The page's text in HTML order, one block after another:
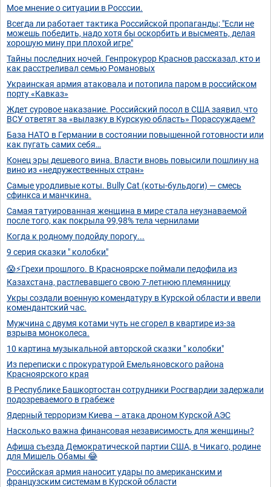
Мое мнение о ситуации в Росссии.
Всегда ли работает тактика Российской пропаганды; "Если не
можешь победить, надо хотя бы оскорбить и высмеять, делая
хорошую мину при плохой игре"
Тайны последних ночей. Генпрокурор Краснов рассказал, кто и
как расстреливал семью Романовых
Украинская армия атаковала и потопила паром в российском
порту «Кавказ»
Ждет суровое наказание. Российский посол в США заявил, что
ВСУ ответят за «вылазку в Курскую область» Порассуждаем?
База НАТО в Германии в состоянии повышенной готовности или
как пугать самих себя…
Конец эры дешевого вина. Власти вновь повысили пошлину на
вино из «недружественных стран»
Самые уродливые коты. Bully Cat (коты-бульдоги) — смесь
сфинкса и манчкина.
Самая татуированная женщина в мире стала неузнаваемой
после того, как покрыла 99,98% тела чернилами
Когда к родному подойду порогу...
9 серия сказки " колобки"
😱⚡️Грехи прошлого. В Красноярске поймали педофила из
Казахстана, растлевавшего свою 7-летнюю племянницу
Укры создали военную комендатуру в Курской области и ввели
комендантский час.
Мужчина с двумя котами чуть не сгорел в квартире из-за
взрыва моноколеса.
10 картина музыкальной авторской сказки " колобки"
Из переписки с прокуратурой Емельяновского района
Красноярского края
В Республике Башкортостан сотрудники Росгвардии задержали
подозреваемого в грабеже
Ядерный терроризм Киева – атака дроном Курской АЭС
Насколько важна финансовая независимость для женщины?
Афиша съезда Демократической партии США, в Чикаго, родине
для Мишель Обамы 😂
Российская армия наносит удары по американским и
французским системам в Курской области